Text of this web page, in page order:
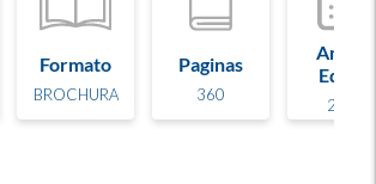
Formato
BROCHURA
Paginas
360
Ano de
Edição
2025